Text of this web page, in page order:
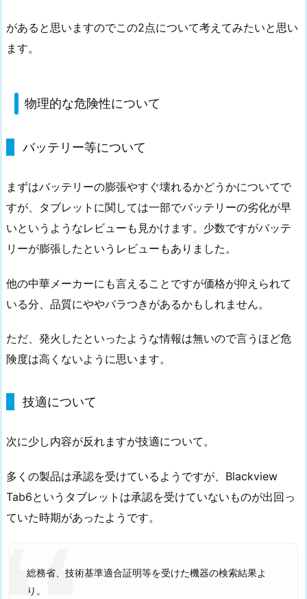
があると思いますのでこの2点について考えてみたいと思い
ます。
物理的な危険性について
バッテリー等について
まずはバッテリーの膨張やすぐ壊れるかどうかについてで
すが、タブレットに関しては一部でバッテリーの劣化が早
いというようなレビューも見かけます。少数ですがバッテ
リーが膨張したというレビューもありました。
他の中華メーカーにも言えることですが価格が抑えられて
いる分、品質にややバラつきがあるかもしれません。
ただ、発火したといったような情報は無いので言うほど危
険度は高くないように思います。
技適について
次に少し内容が反れますが技適について。
多くの製品は承認を受けているようですが、Blackview
Tab6というタブレットは承認を受けていないものが出回っ
ていた時期があったようです。
総務省、技術基準適合証明等を受けた機器の検索結果よ
り。